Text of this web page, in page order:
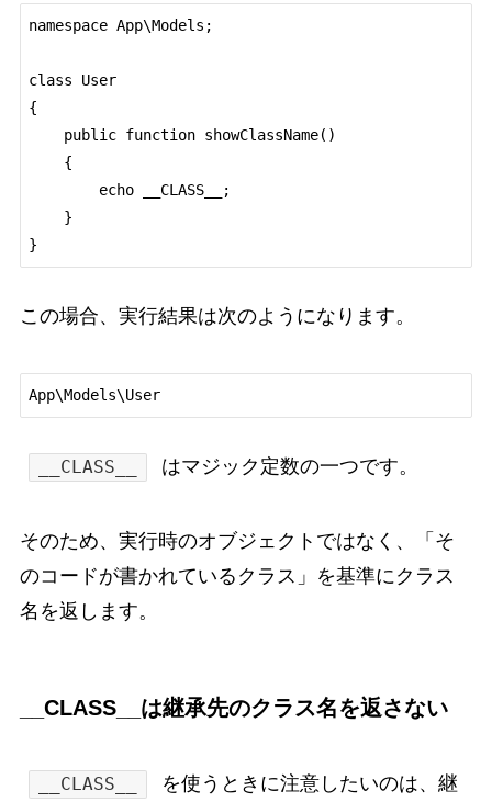
namespace App\Models;
class User
{
この場合、実行結果は次のようになります。
App\Models\User
__CLASS__ はマジック定数の一つです。
そのため、実行時のオブジェクトではなく、「そ
のコードが書かれているクラス」を基準にクラス
名を返します。
__CLASS__は継承先のクラス名を返さない
__CLASS__
を使うときに注意したいのは、継